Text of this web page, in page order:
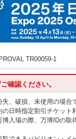
TR00059-1
確認ください。
、破損、未使用の場合
日時指定割引チケット
入場の際、万博IDの取